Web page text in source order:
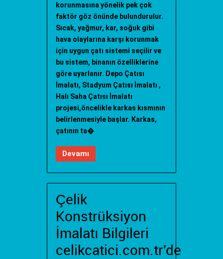
korunmasına yönelik pek çok
faktör göz önünde bulundurulur.
Sıcak, yağmur, kar, soğuk gibi
hava olaylarına karşı korunmak
için uygun çatı sistemi seçilir ve
bu sistem, binanın özelliklerine
göre uyarlanır. Depo Çatısı
İmalatı, Stadyum Çatısı İmalatı ,
Halı Saha Çatısı İmalatı
projesi,öncelikle karkas kısmının
belirlenmesiyle başlar. Karkas,
çatının ta�
Devamı
Çelik
Konstrüksiyon
İmalatı Bilgileri
celikcatici.com.tr'de